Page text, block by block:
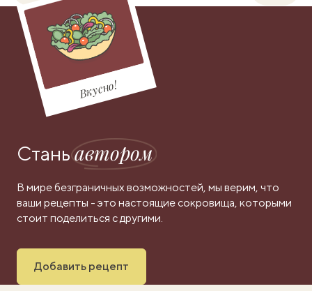
Вкусно!
Станьавтором
В мире безграничных возможностей, мы верим, что
ваши рецепты - это настоящие сокровища, которыми
стоит поделиться с другими.
Добавить рецепт